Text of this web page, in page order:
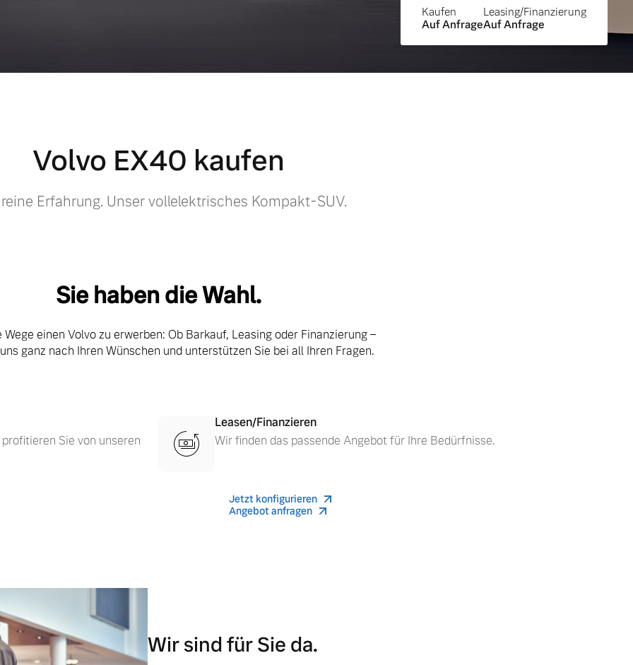
Kaufen
Auf Anfrage
Leasing/Finanzierung
Auf Anfrage
Volvo EX40 kaufen
Erfahrung. Unser vollelektrisches Kompakt-SUV.
Sie haben die Wahl.
Wege einen Volvo zu erwerben: Ob Barkauf, Leasing oder Finanzierung –
ganz nach Ihren Wünschen und unterstützen Sie bei all Ihren Fragen.
Sie von unseren
Leasen/Finanzieren
Wir finden das passende Angebot für Ihre Bedürfnisse.
Jetzt konfigurieren
Angebot anfragen
Wir sind für Sie da.